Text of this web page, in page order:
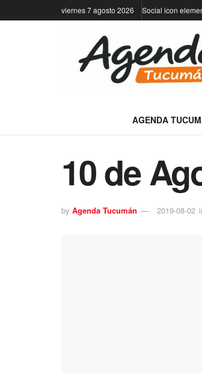
viernes 7 agosto 2026 Social icon
AGENDA
10 de
by Agenda Tucumán 2019-08-02